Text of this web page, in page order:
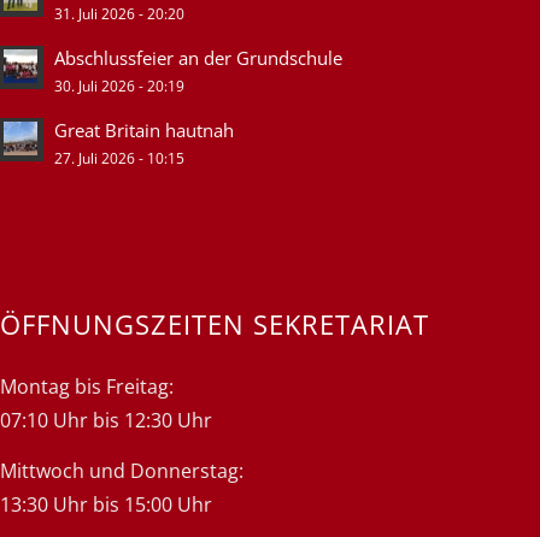
31. Juli 2026 - 20:20
Abschlussfeier an der Grundschule
30. Juli 2026 - 20:19
Great Britain hautnah
27. Juli 2026 - 10:15
ÖFFNUNGSZEITEN SEKRETARIAT
Montag bis Freitag:
07:10 Uhr bis 12:30 Uhr
Mittwoch und Donnerstag:
13:30 Uhr bis 15:00 Uhr